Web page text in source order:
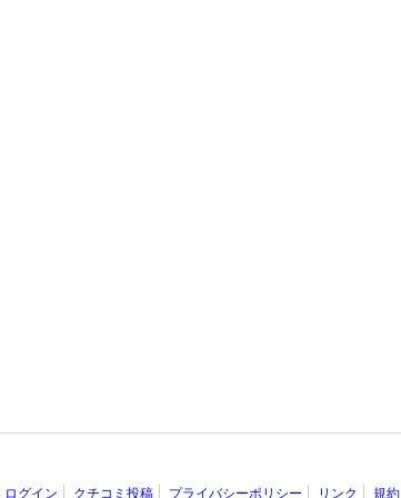
ログイン クチコミ投稿 プライバシーポリシー リンク 規約